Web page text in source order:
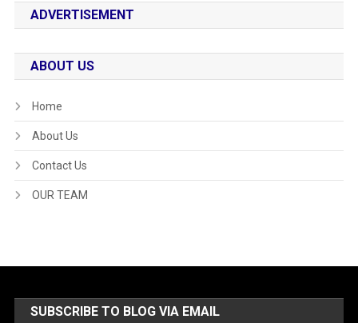
ADVERTISEMENT
ABOUT US
Home
About Us
Contact Us
OUR TEAM
SUBSCRIBE TO BLOG VIA EMAIL